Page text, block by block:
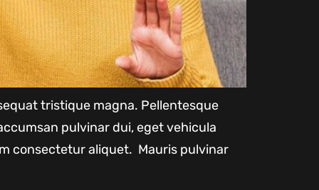
tristique magna. Pellentesque
pulvinar dui, eget vehicula
consectetur aliquet. Mauris pulvinar